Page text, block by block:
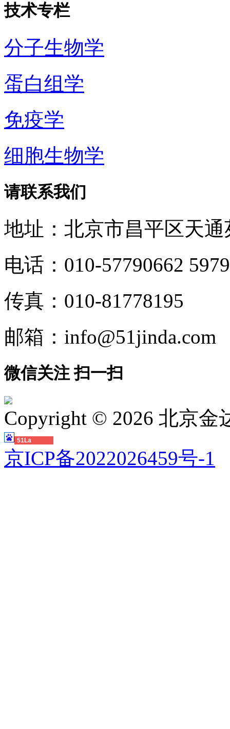
技术专栏
分子生物学
蛋白组学
免疫学
细胞生物学
请联系我们
地址：北京市昌平区天
电话：010-57790662
传真：010-81778195
邮箱：info@51jinda.com
微信关注 扫一扫
Copyright © 2026 北京金
51La
京ICP备2022026459号-1